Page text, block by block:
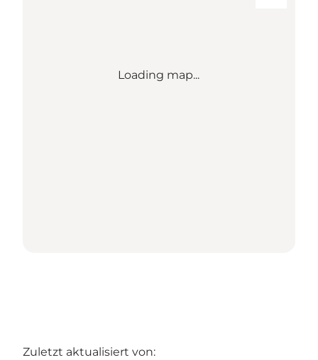
Loading map...
Zuletzt aktualisiert von: